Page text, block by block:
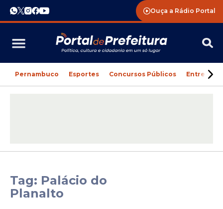
Ouça a Rádio Portal
Pernambuco Esportes Concursos Públicos
Tag: Palácio do
Planalto